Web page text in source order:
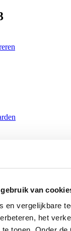
van
en vergelijkbare
het
aanbiedingen